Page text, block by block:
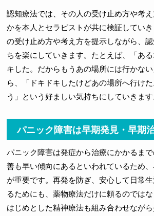
認知療法では、その人の受け止め方や考
かを本人とセラピストが共に検証してい
の受け止め方や考え方を提示しながら、
ちを楽にしていきます。たとえば、「あ
キした。だからもうあの場所には行かな
ら、「ドキドキしたけどあの場所へ行け
う」という好ましい気持ちにしていきます
パニック障害は早期発見・早期
パニック障害は発症から治療にかかるま
善も早い傾向にあるといわれているため
が重要です。再発を防ぎ、安心して日常
るためにも、薬物療法だけに頼るのでは
はじめとした精神療法も組み合わせなが